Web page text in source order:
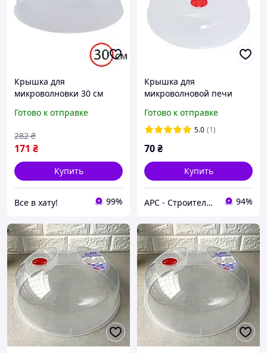
Крышка для
микроволновки 30 см
прозрачная, пластиковая
Готово к отправке
171 ₴
282 ₴
Купить
Все в хату! 99%
Крышка для
микроволновой печи
Готово к отправке
5.0 (1)
70₴
Купить
АРС - Строительный интернет-гипермаркет 94%